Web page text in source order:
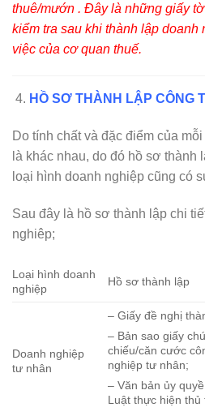
thuê/mướn . Đây là những giấy
kiểm tra sau khi thành lập doanh
việc của cơ quan thuế.
HỒ SƠ THÀNH LẬP CÔNG
Do tính chất và đặc điểm của
là khác nhau, do đó hồ sơ thành
loại hình doanh nghiệp cũng có
Sau đây là hồ sơ thành lập chi
nghiêp;
Loại hình doanh
nghiệp
Hồ sơ thành lập
Doanh nghiệp
tư nhân
– Giấy đề nghị
– Bản sao giấy
chiếu/căn cước
nghiệp tư nhân;
– Văn bản ủy
Luật thực hiện thủ